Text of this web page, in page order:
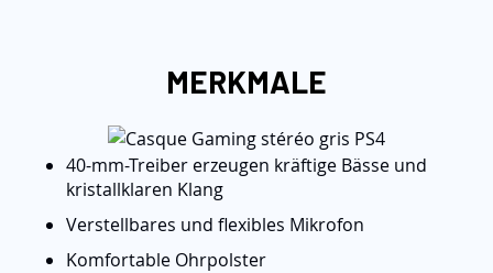
MERKMALE
40-mm-Treiber erzeugen kräftige Bässe und
kristallklaren Klang
Verstellbares und flexibles Mikrofon
Komfortable Ohrpolster